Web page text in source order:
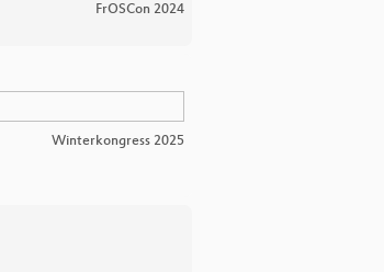
FrOSCon 2024
Winterkongress 2025